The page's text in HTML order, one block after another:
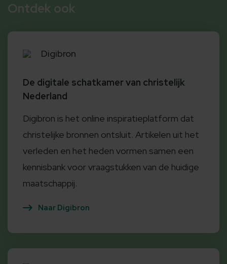
Ontdek ook
Digibron
De digitale schatkamer van christelijk
Nederland
Digibron is het online inspiratieplatform dat
christelijke bronnen ontsluit. Artikelen uit het
verleden en het heden vormen samen een
kennisbank voor vraagstukken van de huidige
maatschappij.
Naar Digibron